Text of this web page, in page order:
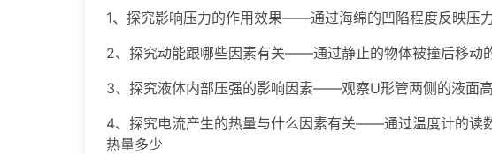
1、探究影响压力的作用效果——通过海绵的凹陷程度反映压
2、探究动能跟哪些因素有关——通过静止的物体被撞后移动
3、探究液体内部压强的影响因素——观察U形管两侧的液面
4、探究电流产生的热量与什么因素有关——通过温度计的读
热量多少